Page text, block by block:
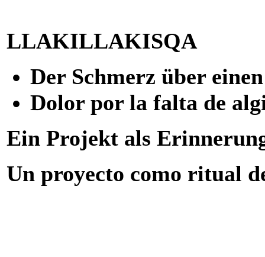
LLAKILLAKISQA
Der Schmerz über
Dolor por la falta de
Ein Projekt als
Un proyecto como ritual